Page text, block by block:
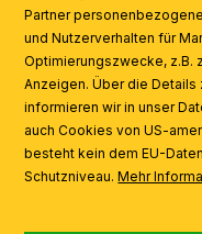
AI
Partner
und Nutzerverhalten für
Optimierungszwecke, z.B.
Anzeigen. Über die
informieren wir in unser
auch Cookies von US-
besteht kein dem EU-
Schutzniveau.Mehr